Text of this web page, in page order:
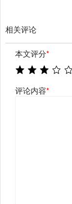
相关评论
本文评分*
评论内容*